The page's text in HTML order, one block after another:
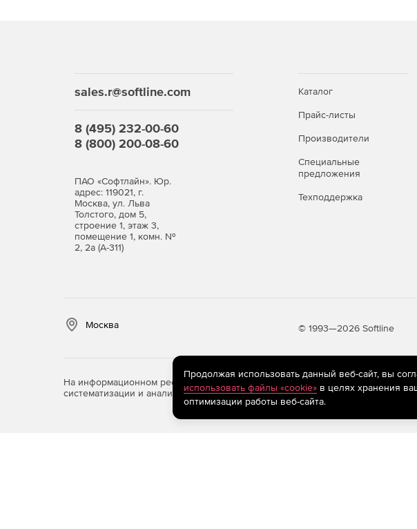
sales.r@softline.com
8 (495) 232-00-60
8 (800) 200-08-60
ПАО «Софтлайн». Юр.
адрес: 119021, г.
Москва, ул. Льва
Толстого, дом 5,
строение 1, этаж 3,
помещение 1, комн. №
2, 2а (А-311)
Каталог
Прайс-листы
Производители
Специальные
предложения
Техподдержка
Москва © 1993—2026 Softline
На информационном ресурсе store.softline.ru применяются
систематизации и анализа сведений, относящихся к предпочтениям
Продолжая использовать данный веб-сайт, вы
использовать файлы «cookie»в целях хранения
оптимизации работы веб-сайта.